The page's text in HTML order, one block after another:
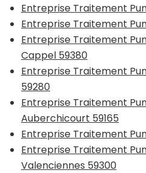
Entreprise Traitement
Entreprise Traitement
Entreprise Traitement
Cappel 59380
Entreprise Traitement
59280
Entreprise Traitement
Auberchicourt 59165
Entreprise Traitement
Entreprise Traitement
Valenciennes 59300